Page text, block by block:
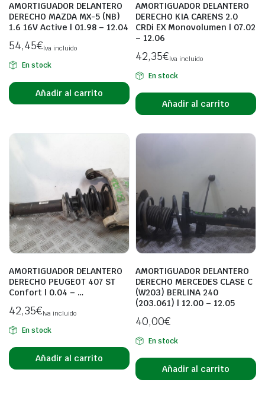
AMORTIGUADOR DELANTERO
DERECHO MAZDA MX-5 (NB)
1.6 16V Active | 01.98 – 12.04
54,45€Iva incluido
En stock
Añadir al carrito
AMORTIGUADOR DELANTERO
DERECHO KIA CARENS 2.0
CRDi EX Monovolumen | 07.02
– 12.06
42,35€Iva incluido
En stock
Añadir al carrito
AMORTIGUADOR DELANTERO
DERECHO PEUGEOT 407 ST
Confort | 0.04 – …
42,35€Iva incluido
En stock
Añadir al carrito
AMORTIGUADOR DELANTERO
DERECHO MERCEDES CLASE C
(W203) BERLINA 240
(203.061) | 12.00 – 12.05
40,00€
En stock
Añadir al carrito